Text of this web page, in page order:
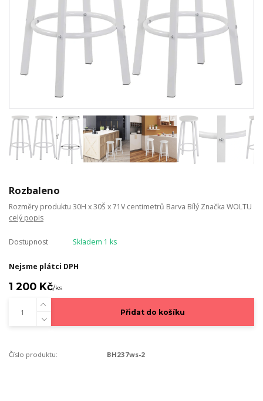
Rozbaleno
Rozměry produktu 30H x 30Š x 71V centimetrů Barva Bílý Značka WOLTU
celý popis
Dostupnost Skladem 1 ks
Nejsme plátci DPH
1 200 Kč/ks
Přidat do košíku
Číslo produktu: BH237ws-2